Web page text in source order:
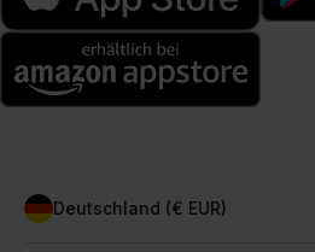
Deutschland (€ EUR)